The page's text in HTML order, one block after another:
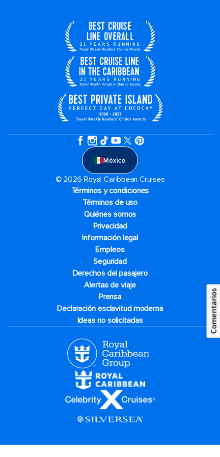
México
© 2026 Royal Caribbean Cruises
Términos y condiciones
Términos de uso
Quiénes somos
Privacidad
Información legal
Empleos
Seguridad
Derechos del pasajero
Alertas de viaje
Prensa
Declaración esclavitud moderna
Ideas no solicitadas
Comentarios